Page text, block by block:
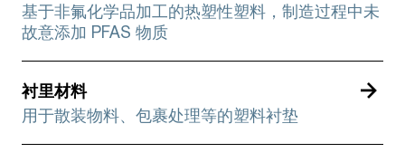
基于非氟化学品加工的热塑性塑料，制造过程中未
故意添加 PFAS 物质
衬里材料
用于散装物料、包裹处理等的塑料衬垫